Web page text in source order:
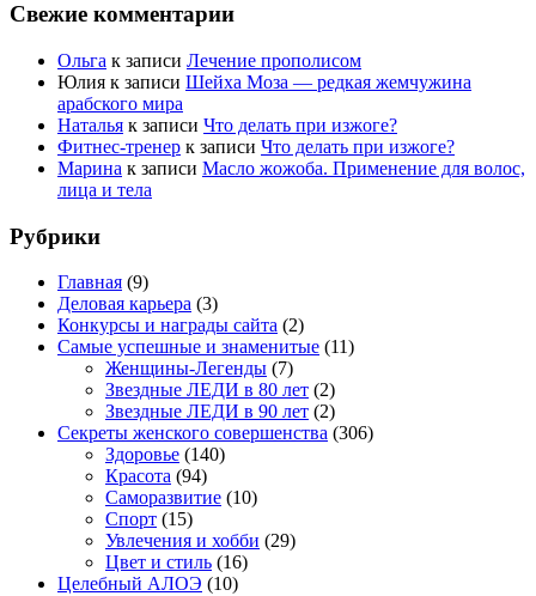
Свежие комментарии
Ольга к записи Лечение прополисом
Юлия к записи Шейха Моза — редкая жемчужина
арабского мира
Наталья к записи Что делать при изжоге?
Фитнес-тренер к записи Что делать при изжоге?
Марина к записи Масло жожоба. Применение для волос,
лица и тела
Рубрики
Главная (9)
Деловая карьера (3)
Конкурсы и награды сайта (2)
Самые успешные и знаменитые (11)
Женщины-Легенды (7)
Звездные ЛЕДИ в 80 лет (2)
Звездные ЛЕДИ в 90 лет (2)
Секреты женского совершенства (306)
Здоровье (140)
Красота (94)
Саморазвитие (10)
Спорт (15)
Увлечения и хобби (29)
Цвет и стиль (16)
Целебный АЛОЭ (10)